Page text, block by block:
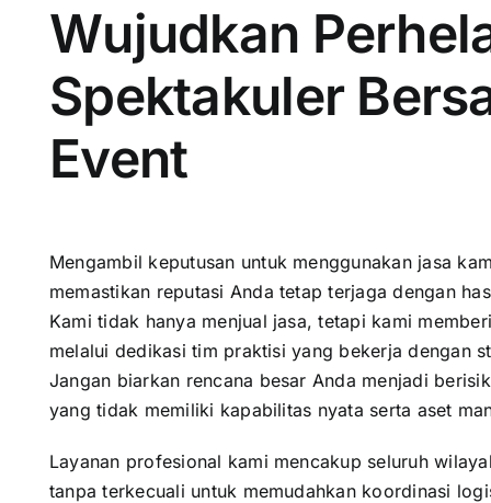
Wujudkan
Spektakuler
Event
Mengambil keputusan untuk menggunakan jasa
memastikan reputasi Anda tetap terjaga dengan
Kami tidak hanya menjual jasa, tetapi kami
melalui dedikasi tim praktisi yang bekerja dengan
Jangan biarkan rencana besar Anda menjadi
yang tidak memiliki kapabilitas nyata serta aset
Layanan profesional kami mencakup seluruh
tanpa terkecuali untuk memudahkan koordinasi